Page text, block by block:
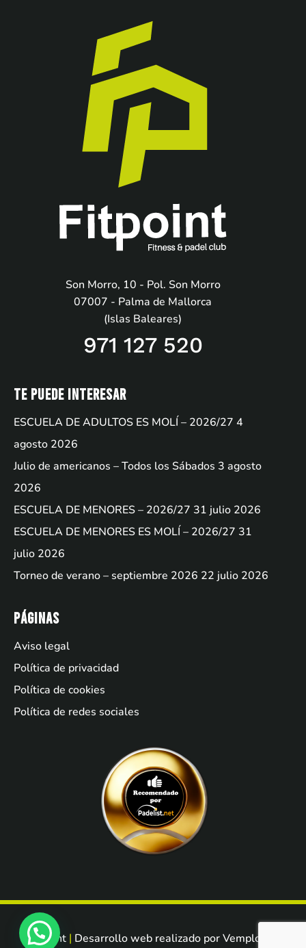
Son Morro, 10 - Pol. Son Morro
07007 - Palma de Mallorca
(Islas Baleares)
971 127 520
Te puede interesar
ESCUELA DE ADULTOS ES MOLÍ – 2026/27 4
agosto 2026
Julio de americanos – Todos los Sábados 3 agosto
2026
ESCUELA DE MENORES – 2026/27 31 julio 2026
ESCUELA DE MENORES ES MOLÍ – 2026/27 31
julio 2026
Torneo de verano – septiembre 2026 22 julio 2026
Páginas
Aviso legal
Política de privacidad
Política de cookies
Política de redes sociales
Fit Point | Desarrollo web realizado porVemployed